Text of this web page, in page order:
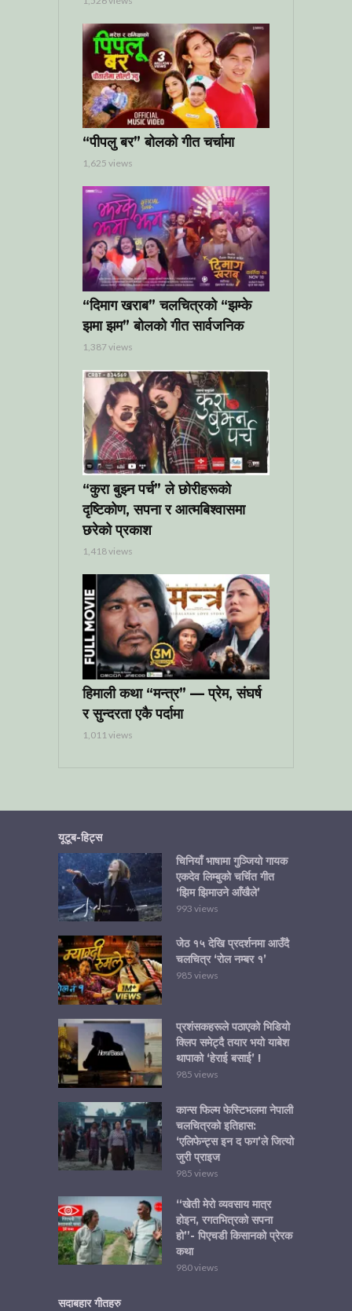
“पीपलु बर” बोलको गीत चर्चामा
1,625 views
“दिमाग खराब” चलचित्रको “झम्के
झमा झम” बोलको गीत सार्वजनिक
1,387 views
“कुरा बुझ्न पर्च” ले छोरीहरूको
दृष्टिकोण, सपना र आत्मबिश्वासमा
छरेको प्रकाश
1,418 views
हिमाली कथा “मन्त्र” — प्रेम, संघर्ष
र सुन्दरता एकै पर्दामा
1,011 views
यूटूब-हिट्स
चिनियाँ भाषामा गुञ्जियो गायक
एकदेव लिम्बुको चर्चित गीत
‘झिम झिमाउने आँखैले’
993 views
जेठ १५ देखि प्रदर्शनमा आउँदै
चलचित्र ‘रोल नम्बर १’
985 views
प्रशंसकहरूले पठाएको भिडियो
क्लिप समेट्दै तयार भयो याबेश
थापाको ‘हेराई बसाई’ !
985 views
कान्स फिल्म फेस्टिभलमा नेपाली
चलचित्रको इतिहास:
‘एलिफेन्ट्स इन द फग’ले जित्यो
जुरी प्राइज
985 views
“खेती मेरो व्यवसाय मात्र
होइन, रगतभित्रको सपना
हो”- पिएचडी किसानको प्रेरक
कथा
980 views
सदाबहार गीतहरु